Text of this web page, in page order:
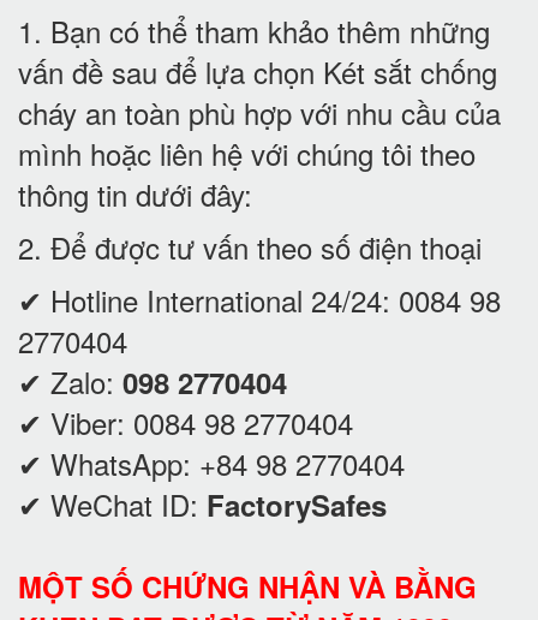
1. Bạn có thể tham khảo thêm những
vấn đề sau để lựa chọn Két sắt chống
cháy an toàn phù hợp với nhu cầu của
mình hoặc liên hệ với chúng tôi theo
thông tin dưới đây:
2. Để được tư vấn theo số điện thoại
✔ Hotline International 24/24: 0084 98
2770404
✔ Zalo: 098 2770404
✔ Viber: 0084 98 2770404
✔ WhatsApp: +84 98 2770404
✔ WeChat ID: FactorySafes
MỘT SỐ CHỨNG NHẬN VÀ BẰNG